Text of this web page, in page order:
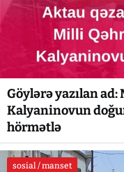
Göylərə yazılan
Kalyaninovun
hörmətlə
sosial / manset